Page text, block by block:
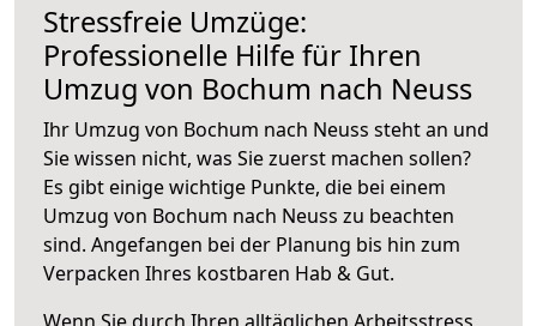
Stressfreie Umzüge:
Professionelle Hilfe für Ihren
Umzug von Bochum nach Neuss
Ihr Umzug von Bochum nach Neuss steht an und
Sie wissen nicht, was Sie zuerst machen sollen?
Es gibt einige wichtige Punkte, die bei einem
Umzug von Bochum nach Neuss zu beachten
sind. Angefangen bei der Planung bis hin zum
Verpacken Ihres kostbaren Hab & Gut.